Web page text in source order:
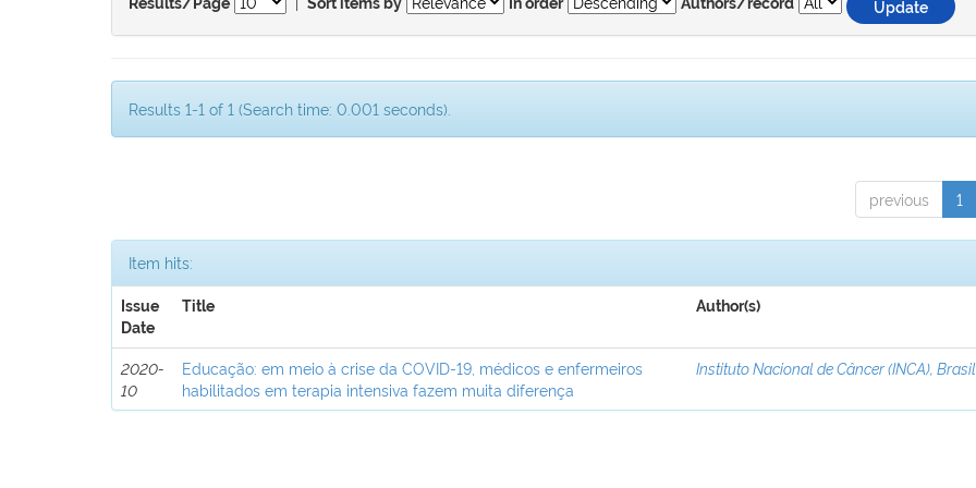
Results/Page Sort items by In order Authors/record
Results 1-1 of 1 (Search time: 0.001 seconds).
previous 1
Item hits:
Issue
Date
Title Author(s)
2020-
10
Educação: em meio à crise da COVID-19, médicos e enfermeiros
habilitados em terapia intensiva fazem muita diferença
Instituto Nacional de Câncer (INCA), Brasil